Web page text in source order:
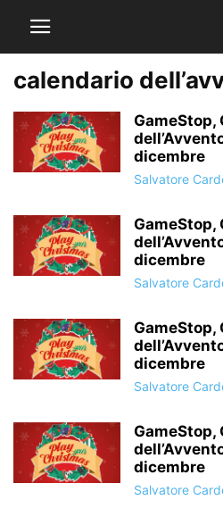
calendario
GameStop,
dicembre
Salvatore
GameStop,
dicembre
Salvatore
GameStop,
dicembre
Salvatore
GameStop,
dicembre
Salvatore